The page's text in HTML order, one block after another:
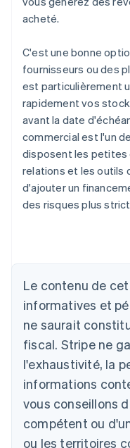
acheté.
C'est une bonne
fournisseurs ou des
est particulièrement
rapidement vos
avant la date
commercial est l'un
disposent les petites
relations et les outils
d'ajouter un
des risques plus
Le contenu de
informatives et
ne saurait
fiscal. Stripe ne
l'exhaustivité, la
informations
vous conseillons
compétent ou
ou les territoires
Allemagne
Deutsch
Australie
English
Autriche
Belgique
NederlandsFrançais
Brésil
PortuguêsEnglish
Bulgarie
English